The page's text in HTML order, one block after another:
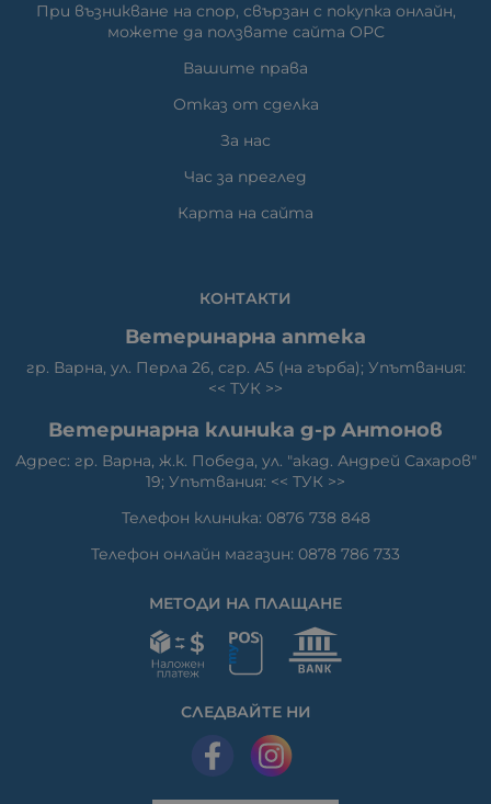
При възникване на спор, свързан с покупка онлайн,
можете да ползвате сайта ОРС
Вашите права
Отказ от сделка
За нас
Час за преглед
Карта на сайта
КОНТАКТИ
Ветеринарна аптека
гр. Варна, ул. Перла 26, сгр. А5 (на гърба); Упътвания:
<< ТУК >>
Ветеринарна клиника д-р Антонов
Адрес: гр. Варна, ж.к. Победа, ул. "акад. Андрей Сахаров"
19; Упътвания: << ТУК >>
Телефон клиника: 0876 738 848
Телефон онлайн магазин: 0878 786 733
МЕТОДИ НА ПЛАЩАНЕ
СЛЕДВАЙТЕ НИ